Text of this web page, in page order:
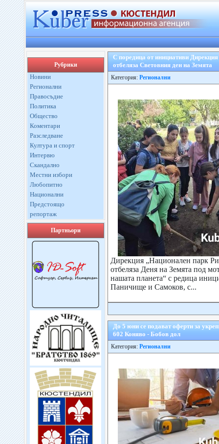
Рубрики
Новини
Регионални
Правосъдие
Политика
Общество
Коментари
Разследване
Култура и спорт
Интервю
Скандално
Местни избори
Любопитно
Национални
Предстоящо
репортаж
Партньори
С поредица от инициативи
отбеляза Световния ден на Земята
Категория: Регионални
Дирекция „Национален парк
отбеляза Деня на Земята под
нашата планета“ с редица
Паничище и Самоков, с...
До 5 юни се подават оферти за
602 Коняво - Бобов дол
Категория: Регионални